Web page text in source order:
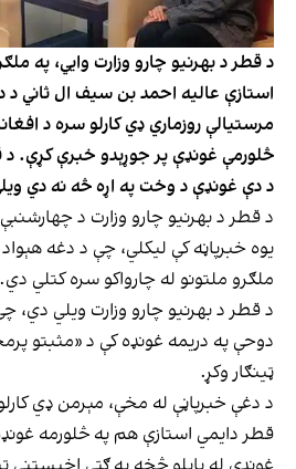
د قطر د بهرنیو چارو وزارت وايي، په
استازې عالیه احمد بن سیف ال ثاني
مرستیالې روزماري ډي کارلو سره د
څلورمې غونډې پر جوړېدو خبرې کړې. د
د دې غونډې د وخت په اړه څه نه دي
یوه خبرپاڼه کې لیکلي، چې د دغه
ملګرو ملتونو له چارواکو سره کتلي دي.
د قطر د بهرنیو چارو وزارت ویلي دي،
دوحې په دریمه غونډه کې د «مثبتو
ټینګار وکړ.
د دغې خبرپاڼې له مخې، مېرمن ډي
قطر دايمي استازې هم په څلورمه